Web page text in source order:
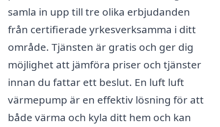
samla in upp till tre olika erbjudanden
från certifierade yrkesverksamma i ditt
område. Tjänsten är gratis och ger dig
möjlighet att jämföra priser och tjänster
innan du fattar ett beslut. En luft luft
värmepump är en effektiv lösning för att
både värma och kyla ditt hem och kan